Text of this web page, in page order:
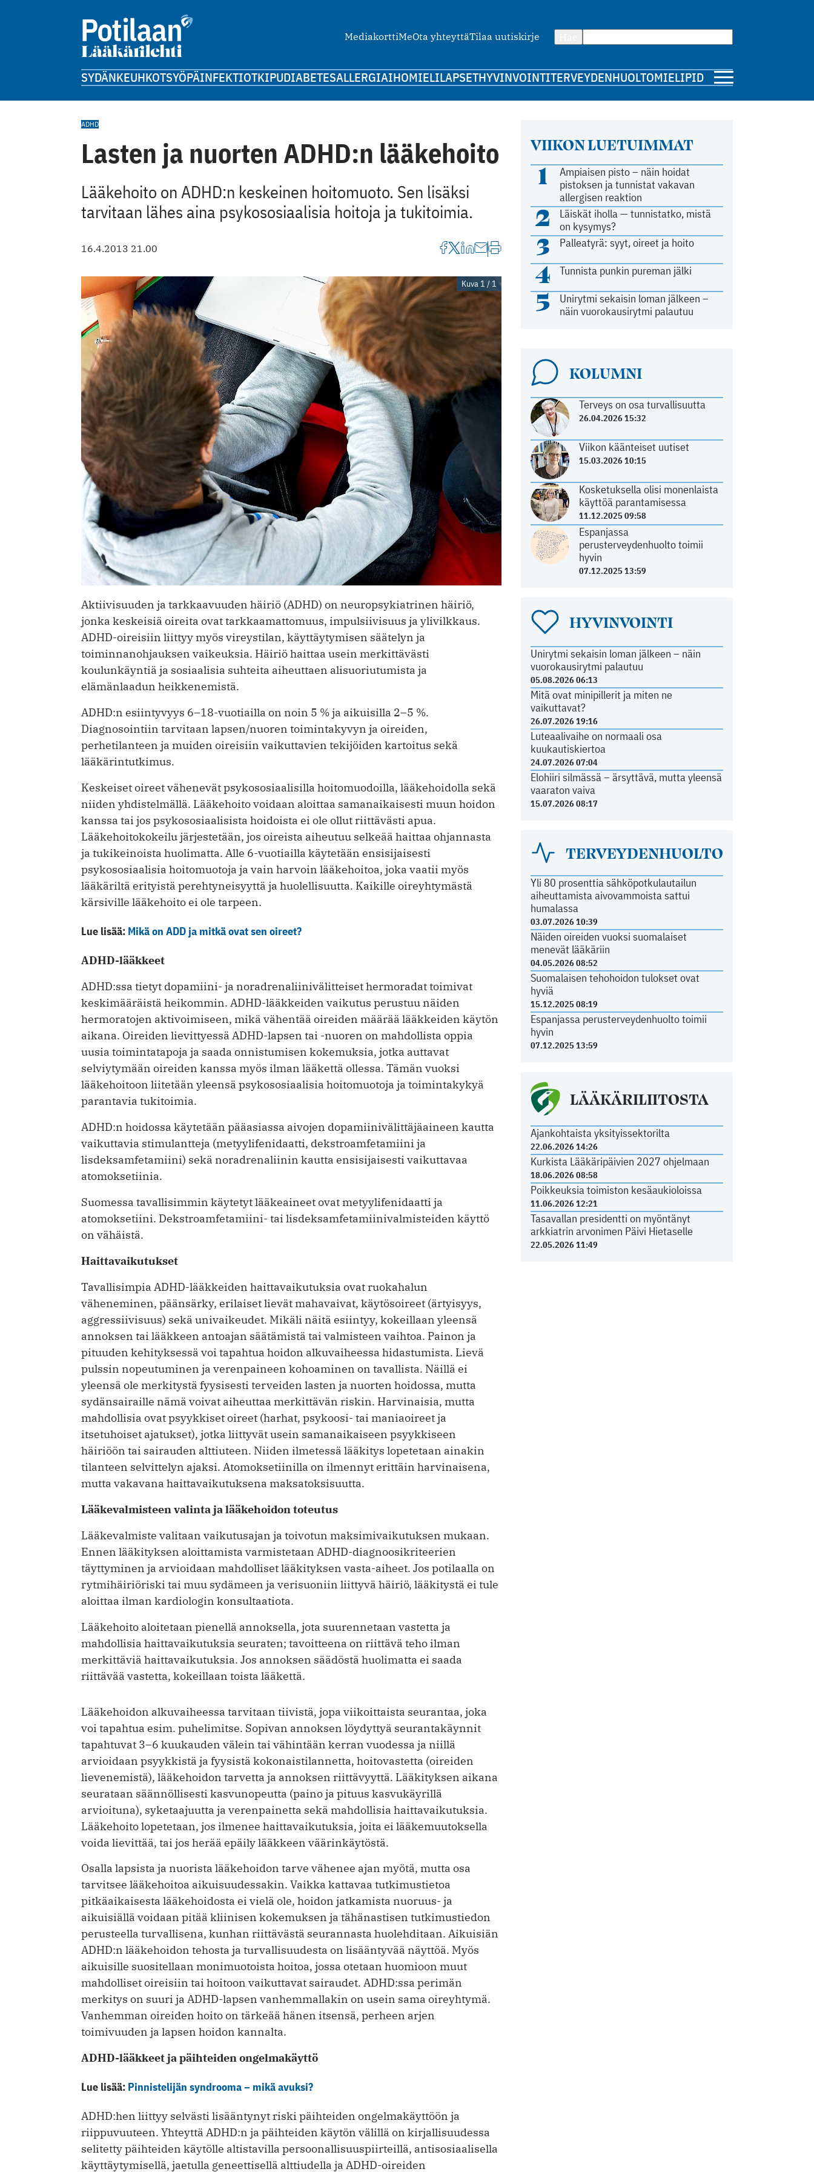
MediakorttiMeOta yhteyttäTilaa uutiskirje
SYDÄNKEUHKOTSYÖPÄINFEKTIOTKIPUDIABETESALLERGIAIHOMIELILAPSETHYVINVOINTITERVEYDENHUOLTOMIELIPIDE
VIIKON LUETUIMMAT
1
Ampiaisen pisto – näin hoidat
pistoksen ja tunnistat vakavan
allergisen reaktion
2
Läiskät iholla — tunnistatko, mistä
on kysymys?
3 Palleatyrä: syyt, oireet ja hoito
4 Tunnista punkin pureman jälki
5
Unirytmi sekaisin loman jälkeen –
näin vuorokausirytmi palautuu
KOLUMNI
Terveys on osa turvallisuutta
26.04.2026 15:32
Viikon käänteiset uutiset
15.03.2026 10:15
Kosketuksella olisi monenlaista
käyttöä parantamisessa
11.12.2025 09:58
Espanjassa
perusterveydenhuolto toimii
hyvin
07.12.2025 13:59
HYVINVOINTI
Unirytmi sekaisin loman jälkeen – näin
vuorokausirytmi palautuu
05.08.2026 06:13
Mitä ovat minipillerit ja miten ne
vaikuttavat?
26.07.2026 19:16
Luteaalivaihe on normaali osa
kuukautiskiertoa
24.07.2026 07:04
Elohiiri silmässä – ärsyttävä, mutta yleensä
vaaraton vaiva
15.07.2026 08:17
TERVEYDENHUOLTO
Yli 80 prosenttia sähköpotkulautailun
aiheuttamista aivovammoista sattui
humalassa
03.07.2026 10:39
Näiden oireiden vuoksi suomalaiset
menevät lääkäriin
04.05.2026 08:52
Suomalaisen tehohoidon tulokset ovat
hyviä
15.12.2025 08:19
Espanjassa perusterveydenhuolto toimii
hyvin
07.12.2025 13:59
LÄÄKÄRILIITOSTA
Ajankohtaista yksityissektorilta
22.06.2026 14:26
Kurkista Lääkäripäivien 2027 ohjelmaan
18.06.2026 08:58
Poikkeuksia toimiston kesäaukioloissa
11.06.2026 12:21
Tasavallan presidentti on myöntänyt
arkkiatrin arvonimen Päivi Hietaselle
22.05.2026 11:49
ADHD
Lasten ja nuorten ADHD:n lääkehoito
Lääkehoito on ADHD:n keskeinen hoitomuoto. Sen lisäksi
tarvitaan lähes aina psykososiaalisia hoitoja ja tukitoimia.
16.4.2013 21.00
Kuva 1 / 1
Aktiivisuuden ja tarkkaavuuden häiriö (ADHD) on neuropsykiatrinen häiriö,
jonka keskeisiä oireita ovat tarkkaamattomuus, impulsiivisuus ja ylivilkkaus.
ADHD-oireisiin liittyy myös vireystilan, käyttäytymisen säätelyn ja
toiminnanohjauksen vaikeuksia. Häiriö haittaa usein merkittävästi
koulunkäyntiä ja sosiaalisia suhteita aiheuttaen alisuoriutumista ja
elämänlaadun heikkenemistä.
ADHD:n esiintyvyys 6–18-vuotiailla on noin 5 % ja aikuisilla 2–5 %.
Diagnosointiin tarvitaan lapsen/nuoren toimintakyvyn ja oireiden,
perhetilanteen ja muiden oireisiin vaikuttavien tekijöiden kartoitus sekä
lääkärintutkimus.
Keskeiset oireet vähenevät psykososiaalisilla hoitomuodoilla, lääkehoidolla sekä
niiden yhdistelmällä. Lääkehoito voidaan aloittaa samanaikaisesti muun hoidon
kanssa tai jos psykososiaalisista hoidoista ei ole ollut riittävästi apua.
Lääkehoitokokeilu järjestetään, jos oireista aiheutuu selkeää haittaa ohjannasta
ja tukikeinoista huolimatta. Alle 6-vuotiailla käytetään ensisijaisesti
psykososiaalisia hoitomuotoja ja vain harvoin lääkehoitoa, joka vaatii myös
lääkäriltä erityistä perehtyneisyyttä ja huolellisuutta. Kaikille oireyhtymästä
kärsiville lääkehoito ei ole tarpeen.
Lue lisää: Mikä on ADD ja mitkä ovat sen oireet?
ADHD-lääkkeet
ADHD:ssa tietyt dopamiini- ja noradrenaliinivälitteiset hermoradat toimivat
keskimääräistä heikommin. ADHD-lääkkeiden vaikutus perustuu näiden
hermoratojen aktivoimiseen, mikä vähentää oireiden määrää lääkkeiden käytön
aikana. Oireiden lievittyessä ADHD-lapsen tai -nuoren on mahdollista oppia
uusia toimintatapoja ja saada onnistumisen kokemuksia, jotka auttavat
selviytymään oireiden kanssa myös ilman lääkettä ollessa. Tämän vuoksi
lääkehoitoon liitetään yleensä psykososiaalisia hoitomuotoja ja toimintakykyä
parantavia tukitoimia.
ADHD:n hoidossa käytetään pääasiassa aivojen dopamiinivälittäjäaineen kautta
vaikuttavia stimulantteja (metyylifenidaatti, dekstroamfetamiini ja
lisdeksamfetamiini) sekä noradrenaliinin kautta ensisijaisesti vaikuttavaa
atomoksetiinia.
Suomessa tavallisimmin käytetyt lääke­aineet ovat metyylifenidaatti ja
atomoksetiini. Dekstroamfetamiini- tai lisdeksamfetamiinivalmisteiden käyttö
on vähäistä.
Haittavaikutukset
Tavallisimpia ADHD-lääkkeiden haittavaikutuksia ovat ruokahalun
väheneminen, päänsärky, erilaiset lievät mahavaivat, käytösoireet (ärtyisyys,
aggressiivisuus) sekä univaikeudet. Mikäli näitä esiintyy, kokeillaan yleensä
annoksen tai lääkkeen antoajan säätämistä tai valmisteen vaihtoa. Painon ja
pituuden kehityksessä voi tapahtua hoidon alkuvaiheessa hidastumista. Lievä
pulssin nopeutuminen ja verenpaineen kohoaminen on tavallista. Näillä ei
yleensä ole merkitystä fyysisesti terveiden lasten ja nuorten hoidossa, mutta
sydänsairaille nämä voivat aiheuttaa merkittävän riskin. Harvinaisia, mutta
mahdollisia ovat psyykkiset oireet (harhat, psykoosi- tai maniaoireet ja
itsetuhoiset ajatukset), jotka liittyvät usein samanaikaiseen psyykkiseen
häiriöön tai sairauden alttiuteen. Niiden ilmetessä lääkitys lopetetaan ainakin
tilanteen selvittelyn ajaksi. Atomoksetiinilla on ilmennyt erittäin harvinaisena,
mutta vakavana haittavaikutuksena maksatoksisuutta.
Lääkevalmisteen valinta ja lääkehoidon toteutus
Lääkevalmiste valitaan vaikutusajan ja toivotun maksimivaikutuksen mukaan.
Ennen lääkityksen aloittamista varmistetaan ADHD-diagnoosikriteerien
täyttyminen ja arvioidaan mahdolliset lääkityksen vasta-aiheet. Jos potilaalla on
rytmihäiriöriski tai muu sydämeen ja verisuoniin liittyvä häiriö, lääkitystä ei tule
aloittaa ilman kardiologin konsultaatiota.
Lääkehoito aloitetaan pienellä annoksella, jota suurennetaan vastetta ja
mahdollisia haittavaikutuksia seuraten; tavoitteena on riittävä teho ilman
merkittäviä haittavaikutuksia. Jos annoksen säädöstä huolimatta ei saada
riittävää vastetta, kokeillaan toista lääkettä.
Lääkehoidon alkuvaiheessa tarvitaan tiivistä, jopa viikoittaista seurantaa, joka
voi tapahtua esim. puhelimitse. Sopivan annoksen löydyttyä seurantakäynnit
tapahtuvat 3–6 kuukauden välein tai vähintään kerran vuodessa ja niillä
arvioidaan psyykkistä ja fyysistä kokonaistilannetta, hoitovastetta (oireiden
lievenemistä), lääkehoidon tarvetta ja annoksen riittävyyttä. Lääkityksen aikana
seurataan säännöllisesti kasvunopeutta (paino ja pituus kasvukäyrillä
arvioituna), syketaajuutta ja verenpainetta sekä mahdollisia haittavaikutuksia.
Lääkehoito lopetetaan, jos ilmenee haittavaikutuksia, joita ei lääkemuutoksella
voida lievittää, tai jos herää epäily lääkkeen väärinkäytöstä.
Osalla lapsista ja nuorista lääkehoidon tarve vähenee ajan myötä, mutta osa
tarvitsee lääkehoitoa aikuisuudessakin. Vaikka kattavaa tutkimustietoa
pitkäaikaisesta lääkehoidosta ei vielä ole, hoidon jatkamista nuoruus- ja
aikuisiällä voidaan pitää kliinisen kokemuksen ja tähänastisen tutkimustiedon
perusteella turvallisena, kunhan riittävästä seurannasta huolehditaan. Aikuisiän
ADHD:n lääkehoidon tehosta ja turvallisuudesta on lisääntyvää näyttöä. Myös
aikuisille suositellaan monimuotoista hoitoa, jossa otetaan huomioon muut
mahdolliset oireisiin tai hoitoon vaikuttavat sairaudet. ADHD:ssa perimän
merkitys on suuri ja ADHD-lapsen vanhemmallakin on usein sama oireyhtymä.
Vanhemman oireiden hoito on tärkeää hänen itsensä, perheen arjen
toimivuuden ja lapsen hoidon kannalta.
ADHD-lääkkeet ja päihteiden ongelmakäyttö
Lue lisää: Pinnistelijän syndrooma – mikä avuksi?
ADHD:hen liittyy selvästi lisääntynyt riski päihteiden ongelmakäyttöön ja
riippuvuuteen. Yhteyttä ADHD:n ja päihteiden käytön välillä on kirjallisuudessa
selitetty päihteiden käytölle altistavilla persoonallisuuspiirteillä, antisosiaalisella
käyttäytymisellä, jaetulla geneettisellä alttiudella ja ADHD-oireiden